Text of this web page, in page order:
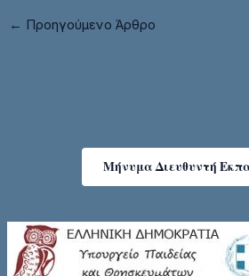
Μήνυμα Διευθυντή
← Προηγούμενο Άρθρο